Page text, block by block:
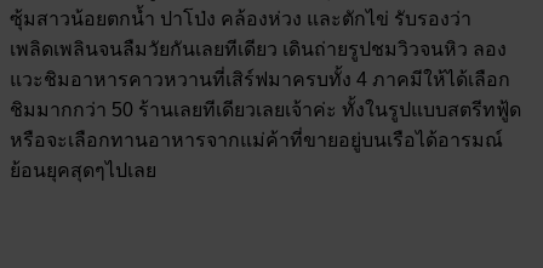
ซุ้มสาวน้อยตกน้ำ ปาโป่ง คล้องห่วง และตักไข่ รับรองว่า
เพลิดเพลินจนลืมวัยกันเลยทีเดียว เดินถ่ายรูปชมวิวจนหิว ลอง
แวะชิมอาหารคาวหวานที่เสิร์ฟมาครบทั้ง 4 ภาคมีให้ได้เลือก
ชิมมากกว่า 50 ร้านเลยทีเดียวเลยเจ้าค่ะ ทั้งในรูปแบบสตรีทฟู้ด
หรือจะเลือกทานอาหารจากแม่ค้าที่ขายอยู่บนเรือได้อารมณ์
ย้อนยุคสุดๆไปเลย